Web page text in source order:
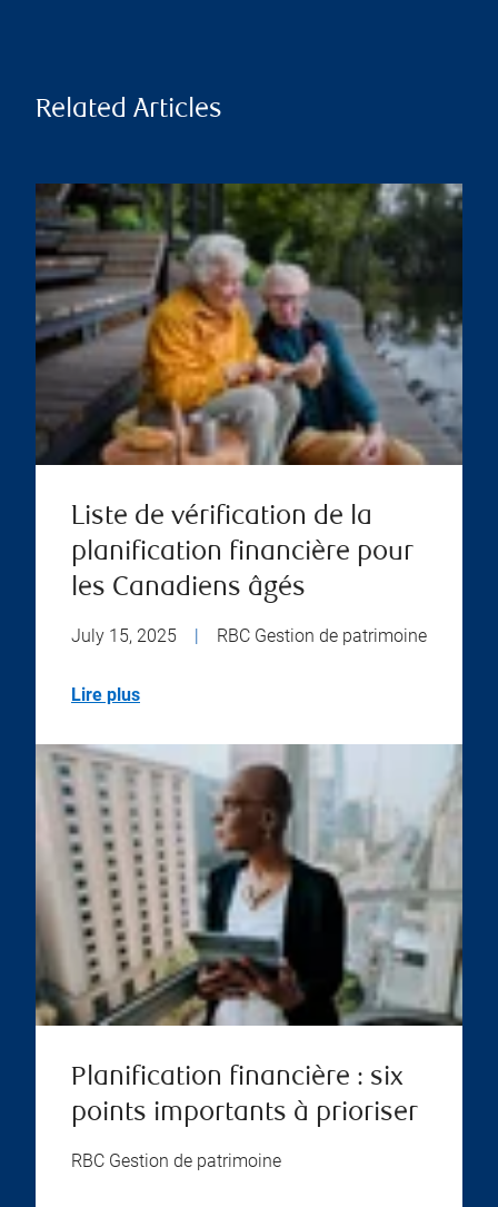
Related Articles
Liste de vérification de la
planification financière pour
les Canadiens âgés
July 15, 2025 | RBC Gestion de patrimoine
Lire plus
Planification financière : six
points importants à prioriser
RBC Gestion de patrimoine